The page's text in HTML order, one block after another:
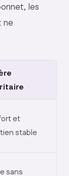
les
ne
et
stable
sans